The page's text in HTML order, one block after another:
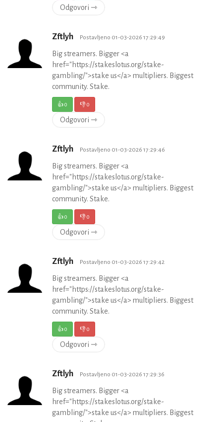
Odgovori ⇾
Zftlyh Postavljeno 01-03-2026 17:29:49
Big streamers. Bigger <a
href="https://stakeslotus.org/stake-
gambling/">stake us</a> multipliers. Biggest
community. Stake.
👍0 👎0
Odgovori ⇾
Zftlyh Postavljeno 01-03-2026 17:29:46
Big streamers. Bigger <a
href="https://stakeslotus.org/stake-
gambling/">stake us</a> multipliers. Biggest
community. Stake.
👍0 👎0
Odgovori ⇾
Zftlyh Postavljeno 01-03-2026 17:29:42
Big streamers. Bigger <a
href="https://stakeslotus.org/stake-
gambling/">stake us</a> multipliers. Biggest
community. Stake.
👍0 👎0
Odgovori ⇾
Zftlyh Postavljeno 01-03-2026 17:29:36
Big streamers. Bigger <a
href="https://stakeslotus.org/stake-
gambling/">stake us</a> multipliers. Biggest